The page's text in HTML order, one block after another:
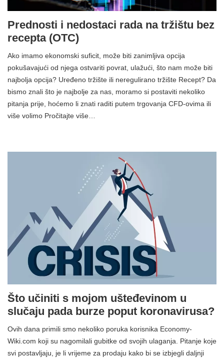
Prednosti i nedostaci rada na tržištu bez
recepta (OTC)
Ako imamo ekonomski suficit, može biti zanimljiva opcija
pokušavajući od njega ostvariti povrat, ulažući, što nam može biti
najbolja opcija? Uređeno tržište ili neregulirano tržište Recept? Da
bismo znali što je najbolje za nas, moramo si postaviti nekoliko
pitanja prije, hoćemo li znati raditi putem trgovanja CFD-ovima ili
više volimo Pročitajte više…
Što učiniti s mojom ušteđevinom u
slučaju pada burze poput koronavirusa?
Ovih dana primili smo nekoliko poruka korisnika Economy-
Wiki.com koji su nagomilali gubitke od svojih ulaganja. Pitanje koje
svi postavljaju, je li vrijeme za prodaju kako bi se izbjegli daljnji